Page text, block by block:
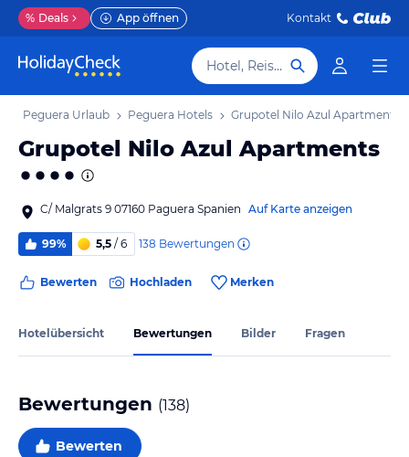
% Deals App öffnen Kontakt
Hotel, Reiseziel
Peguera Urlaub Peguera Hotels Grupotel Nilo Azul Apartments
Grupotel Nilo Azul Apartments
C/ Malgrats 9 07160 Paguera Spanien Auf Karte anzeigen
99% 5,5 / 6 138 Bewertungen
Bewerten Hochladen Merken
Hotelübersicht Bewertungen Bilder Fragen
Bewertungen (138)
Bewerten